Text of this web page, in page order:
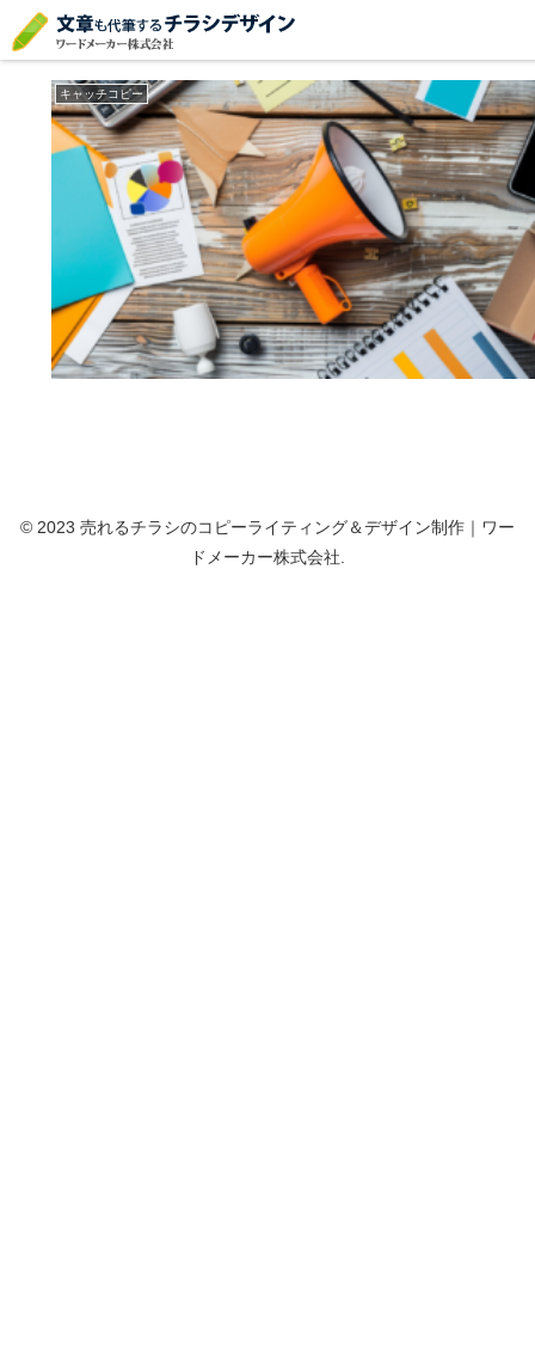
（受付時間 平日9時～18時 土日祝休）
キャッチコピー
キャッチコピー
© 2023 売れるチラシのコピーライティング＆デザイン制作｜ワー
ドメーカー株式会社.